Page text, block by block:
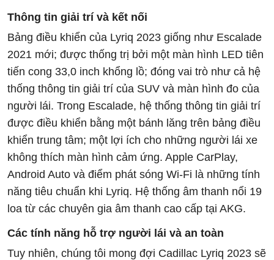
Thông tin giải trí và kết nối
Bảng điều khiển của Lyriq 2023 giống như Escalade
2021 mới; được thống trị bởi một màn hình LED tiên
tiến cong 33,0 inch khổng lồ; đóng vai trò như cả hệ
thống thông tin giải trí của SUV và màn hình đo của
người lái. Trong Escalade, hệ thống thông tin giải trí
được điều khiển bằng một bánh lăng trên bảng điều
khiển trung tâm; một lợi ích cho những người lái xe
không thích màn hình cảm ứng. Apple CarPlay,
Android Auto và điểm phát sóng Wi-Fi là những tính
năng tiêu chuẩn khi Lyriq. Hệ thống âm thanh nổi 19
loa từ các chuyên gia âm thanh cao cấp tại AKG.
Các tính năng hỗ trợ người lái và an toàn
Tuy nhiên, chúng tôi mong đợi Cadillac Lyriq 2023 sẽ